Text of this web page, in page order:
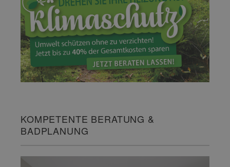
KOMPETENTE BERATUNG &
BADPLANUNG